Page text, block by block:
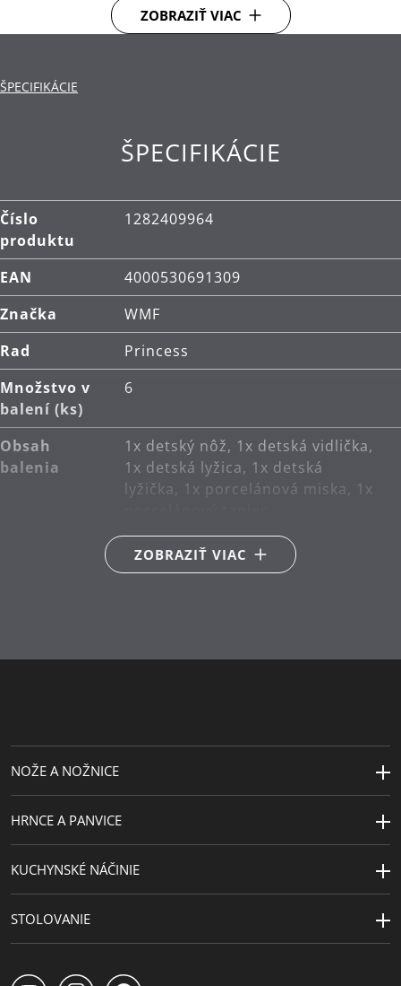
je rozmerovo stabilná, vhodná pre umývanie v
umývačke, odolná voči kyselinám, korózii a
Čistenie: možno umývať v umývačke.
ZOBRAZIŤ VIAC
ŠPECIFIKÁCIE
ŠPECIFIKÁCIE
Číslo
produktu
1282409964
EAN
4000530691309
Značka
WMF
Rad
Princess
Množstvo v
balení (ks)
6
Obsah
balenia
1x detský nôž, 1x detská vidlička,
1x detská lyžica, 1x detská
lyžička, 1x porcelánová miska, 1x
nehrdzavejúca oceľ Cromargan®
18/10
Dĺžka (cm)
16.5 | 18.5 | 16.5 | 13.0
ZOBRAZIŤ VIAC
NOŽE A NOŽNICE
HRNCE A PANVICE
KUCHYNSKÉ NÁČINIE
STOLOVANIE